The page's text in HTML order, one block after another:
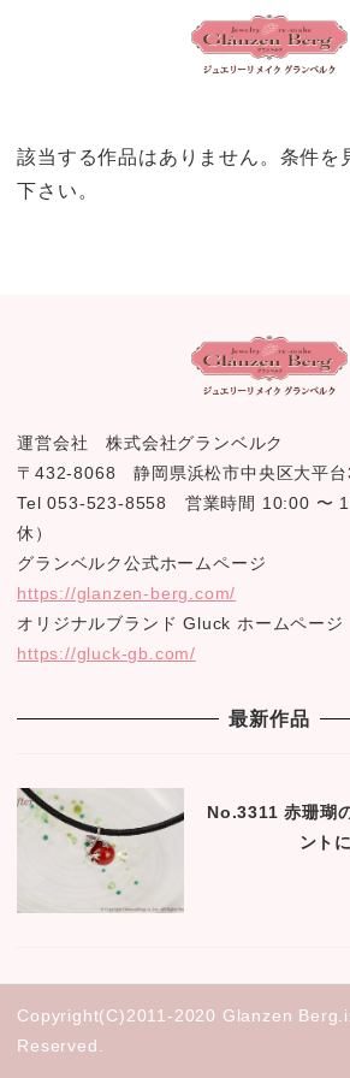
該当する作品はありません。条件を
下さい。
運営会社 株式会社グランベルク
〒432-8068 静岡県浜松市中央区大平
Tel 053-523-8558 営業時間 10:00 〜
休）
グランベルク公式ホームページ
https://glanzen-berg.com/
オリジナルブランド Gluck ホームページ
https://gluck-gb.com/
最新作品
No.3311 赤珊瑚
ント
Copyright(C)2011-2020 Glanzen
Reserved.